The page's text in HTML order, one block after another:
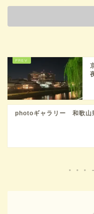
photoギャラリー 和歌